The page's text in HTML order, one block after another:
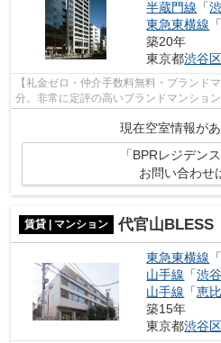
半蔵門線 「
東急東横線
築20年
東京都渋谷
【礼金ゼロ・仲介手数料無料・ブランド
分。非常に定評の高いブランドマンショ
せください。
現在空室情報があ
「BPRレジデン
お問い合わせ
賃貸 | マンション 代官山BLESS
東急東横線
山手線 「渋谷
山手線 「恵
築15年
東京都渋谷